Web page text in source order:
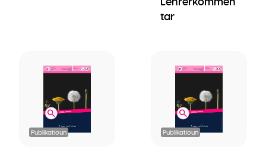
tar
Publikatioun Publikatioun